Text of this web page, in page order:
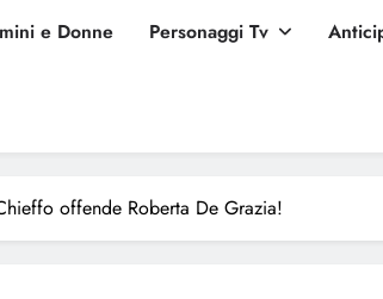
e Donne Personaggi Tv
offende Roberta De Grazia!